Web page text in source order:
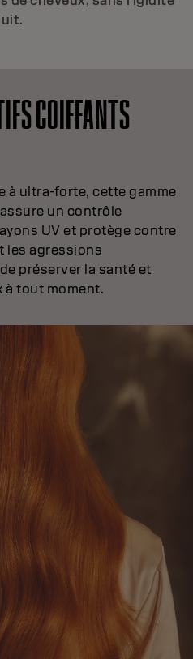
COIFFANTS
à ultra-forte, cette gamme
un contrôle
UV et protège contre
les agressions
préserver la santé et
à tout moment.